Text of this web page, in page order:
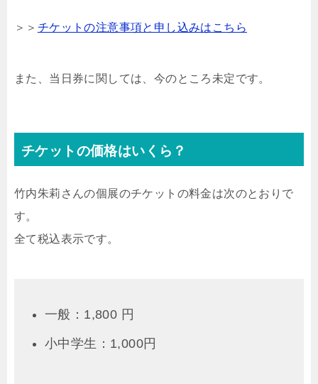
＞＞ チケットの注意事項と申し込みはこちら
また、当日券に関しては、今のところ未定です。
チケットの価格はいくら？
竹内朱莉さんの個展のチケットの料金は次のとおりで
す。
全て税込表示です。
一般：1,800 円
小中学生：1,000円